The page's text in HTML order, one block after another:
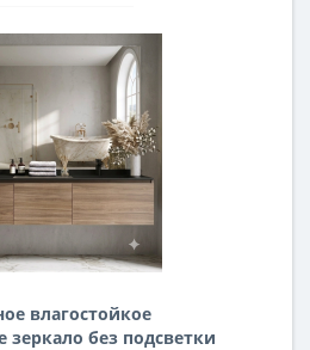
влагостойкое
зеркало без подсветки